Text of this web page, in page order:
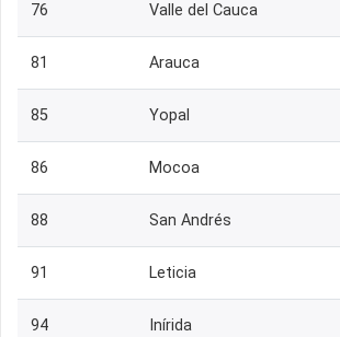
76 Valle del Cauca
81 Arauca
85 Yopal
86 Mocoa
88 San Andrés
91 Leticia
94 Inírida